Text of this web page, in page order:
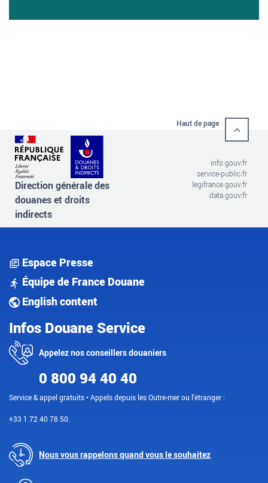
Haut de page
Direction générale des
douanes et droits
indirects
info.gouv.fr
service-public.fr
legifrance.gouv.fr
data.gouv.fr
Espace Presse
Équipe de France Douane
English content
Infos Douane Service
Appelez nos conseillers douaniers
0 800 94 40 40
Service & appel gratuits • Appels depuis les Outre-mer ou l'étranger :
+33 1 72 40 78 50.
Nous vous rappelons quand vous le souhaitez